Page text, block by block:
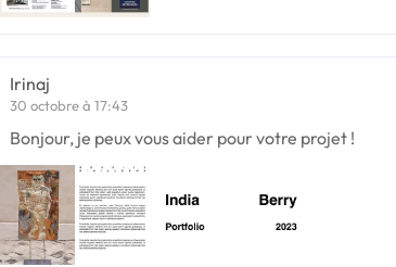
Irinaj
30 octobre à 17:43
Bonjour, je peux vous aider pour votre projet !